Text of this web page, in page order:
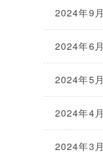
2024年9月
2024年6月
2024年5月
2024年4月
2024年3月